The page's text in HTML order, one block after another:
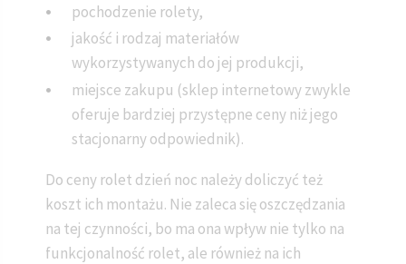
pochodzenie rolety,
jakość i rodzaj materiałów
wykorzystywanych do jej produkcji,
miejsce zakupu (sklep internetowy zwykle
oferuje bardziej przystępne ceny niż jego
stacjonarny odpowiednik).
Do ceny rolet dzień noc należy doliczyć też
koszt ich montażu. Nie zaleca się oszczędzania
na tej czynności, bo ma ona wpływ nie tylko na
funkcjonalność rolet, ale również na ich